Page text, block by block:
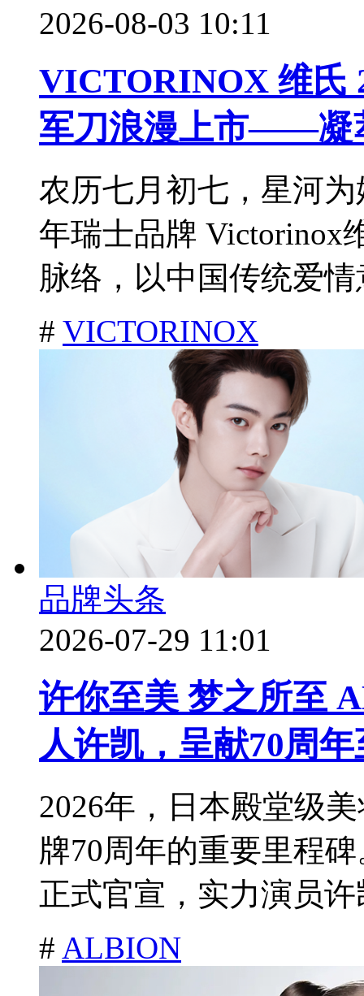
2026-08-03 10:11
VICTORINOX 维氏
军刀浪漫上市——凝
农历七月初七，星河
年瑞士品牌 Victorinox
脉络，以中国传统爱情
# VICTORINOX
品牌头条
2026-07-29 11:01
许你至美 梦之所至
人许凯，呈献70周
2026年，日本殿堂级
牌70周年的重要里程
正式官宣，实力演员
# ALBION